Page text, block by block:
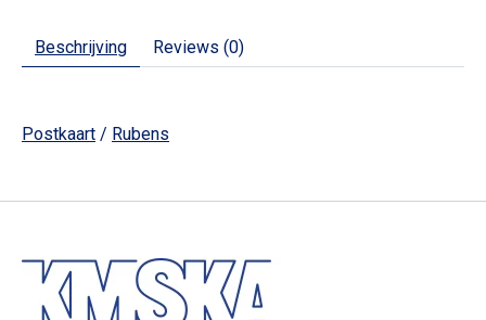
Beschrijving Reviews (0)
Postkaart / Rubens